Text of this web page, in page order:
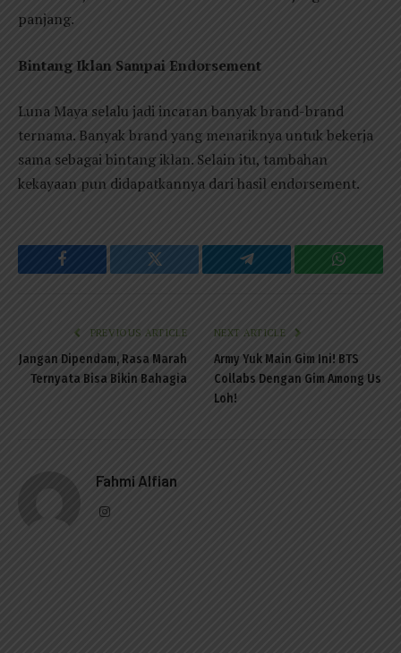
panjang.
Bintang Iklan Sampai Endorsement
Luna Maya selalu jadi incaran banyak brand-brand
ternama. Banyak brand yang menariknya untuk bekerja
sama sebagai bintang iklan. Selain itu, tambahan
kekayaan pun didapatkannya dari hasil endorsement.
Facebook Twitter Telegram
PREVIOUS ARTICLE
Jangan Dipendam, Rasa Marah
Ternyata Bisa Bikin Bahagia
NEXT ARTICLE
Army Yuk Main Gim Ini! BTS
Collabs Dengan Gim Among Us
Loh!
Fahmi Alfian
Instagram